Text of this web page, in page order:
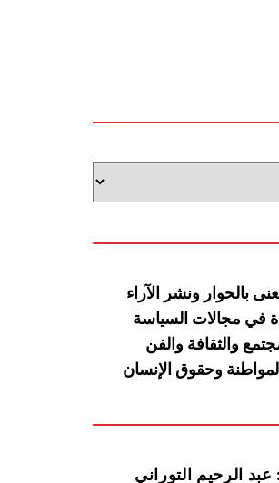
بالحوار ونشر
الآراء
في مجالات السياسة
والثقافة والفن
وحقوق الإنسان
الرحيم التوراني